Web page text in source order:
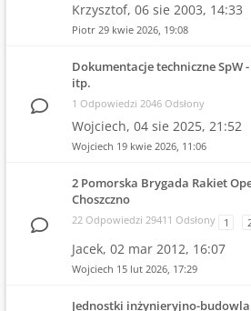
Krzysztof, 06 sie 2003, 14:33
Piotr 29 kwie 2026, 19:08
Dokumentacje techniczne SpW
itp.
1 Odpowiedzi 2046 Odsłony
Wojciech, 04 sie 2025, 21:52
Wojciech 19 kwie 2026, 11:06
2 Pomorska Brygada Rakiet
Choszczno
22 Odpowiedzi 29411 Odsłony 1
Jacek, 02 mar 2012, 16:07
Wojciech 15 lut 2026, 17:29
Jednostki inżynieryjno-